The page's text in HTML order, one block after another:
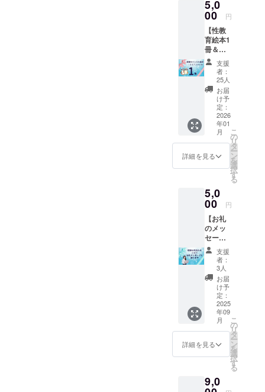
サイ
ズ：A4
サイズ
・ハー
ドカ
バー ※
何度も
繰り返
し読ん
でいた
だける
ような
丈夫な
絵本を
作りま
す。
5,0
00 円
【性教
育絵本1
冊＆ク
リア
ファイ
点】
ご家庭
に1冊、
ぜひご
活用く
ださ
い。 ■
絵本 ・
予定
ページ
ページ
前後 ・
サイ
ズ：A4
サイズ
・ハー
ドカ
バー ※
何度も
繰り返
し読ん
でいた
だける
ような
丈夫な
絵本を
作りま
ル ・A4
支援
者：
25人
お届
け予
定：
2026
年01
月
詳細を見る
こ
の
リ
タ
ー
ン
を
選
択
す
る
5,0
00 円
【お礼
のメッ
セー
ジ】 感
謝の気
持ちを
込め
て、お
礼の
メッ
セージ
をお送
りしま
す。
※2000
円と同
です。
支援
者：
3人
お届
け予
定：
2025
年09
月
詳細を見る
こ
の
リ
タ
ー
ン
を
選
択
す
る
9,0